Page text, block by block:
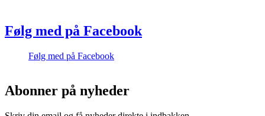
Følg med på Facebook
Følg med på Facebook
Abonner på nyheder